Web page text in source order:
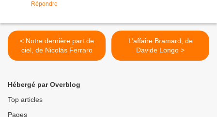
Répondre
< Notre dernière part de
ciel, de Nicolás Ferraro
L’affaire Bramard, de
Davide Longo >
Hébergé par Overblog
Top articles
Pages